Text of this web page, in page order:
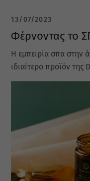
13/07/2023
Φέρνοντας το
Η εμπειρία σπα στην
ιδιαίτερο προϊόν της